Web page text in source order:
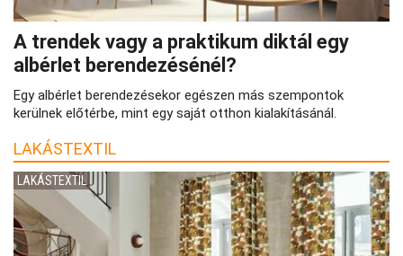
A trendek vagy a praktikum diktál egy
albérlet berendezésénél?
Egy albérlet berendezésekor egészen más szempontok
kerülnek előtérbe, mint egy saját otthon kialakításánál.
LAKÁSTEXTIL
LAKÁSTEXTIL